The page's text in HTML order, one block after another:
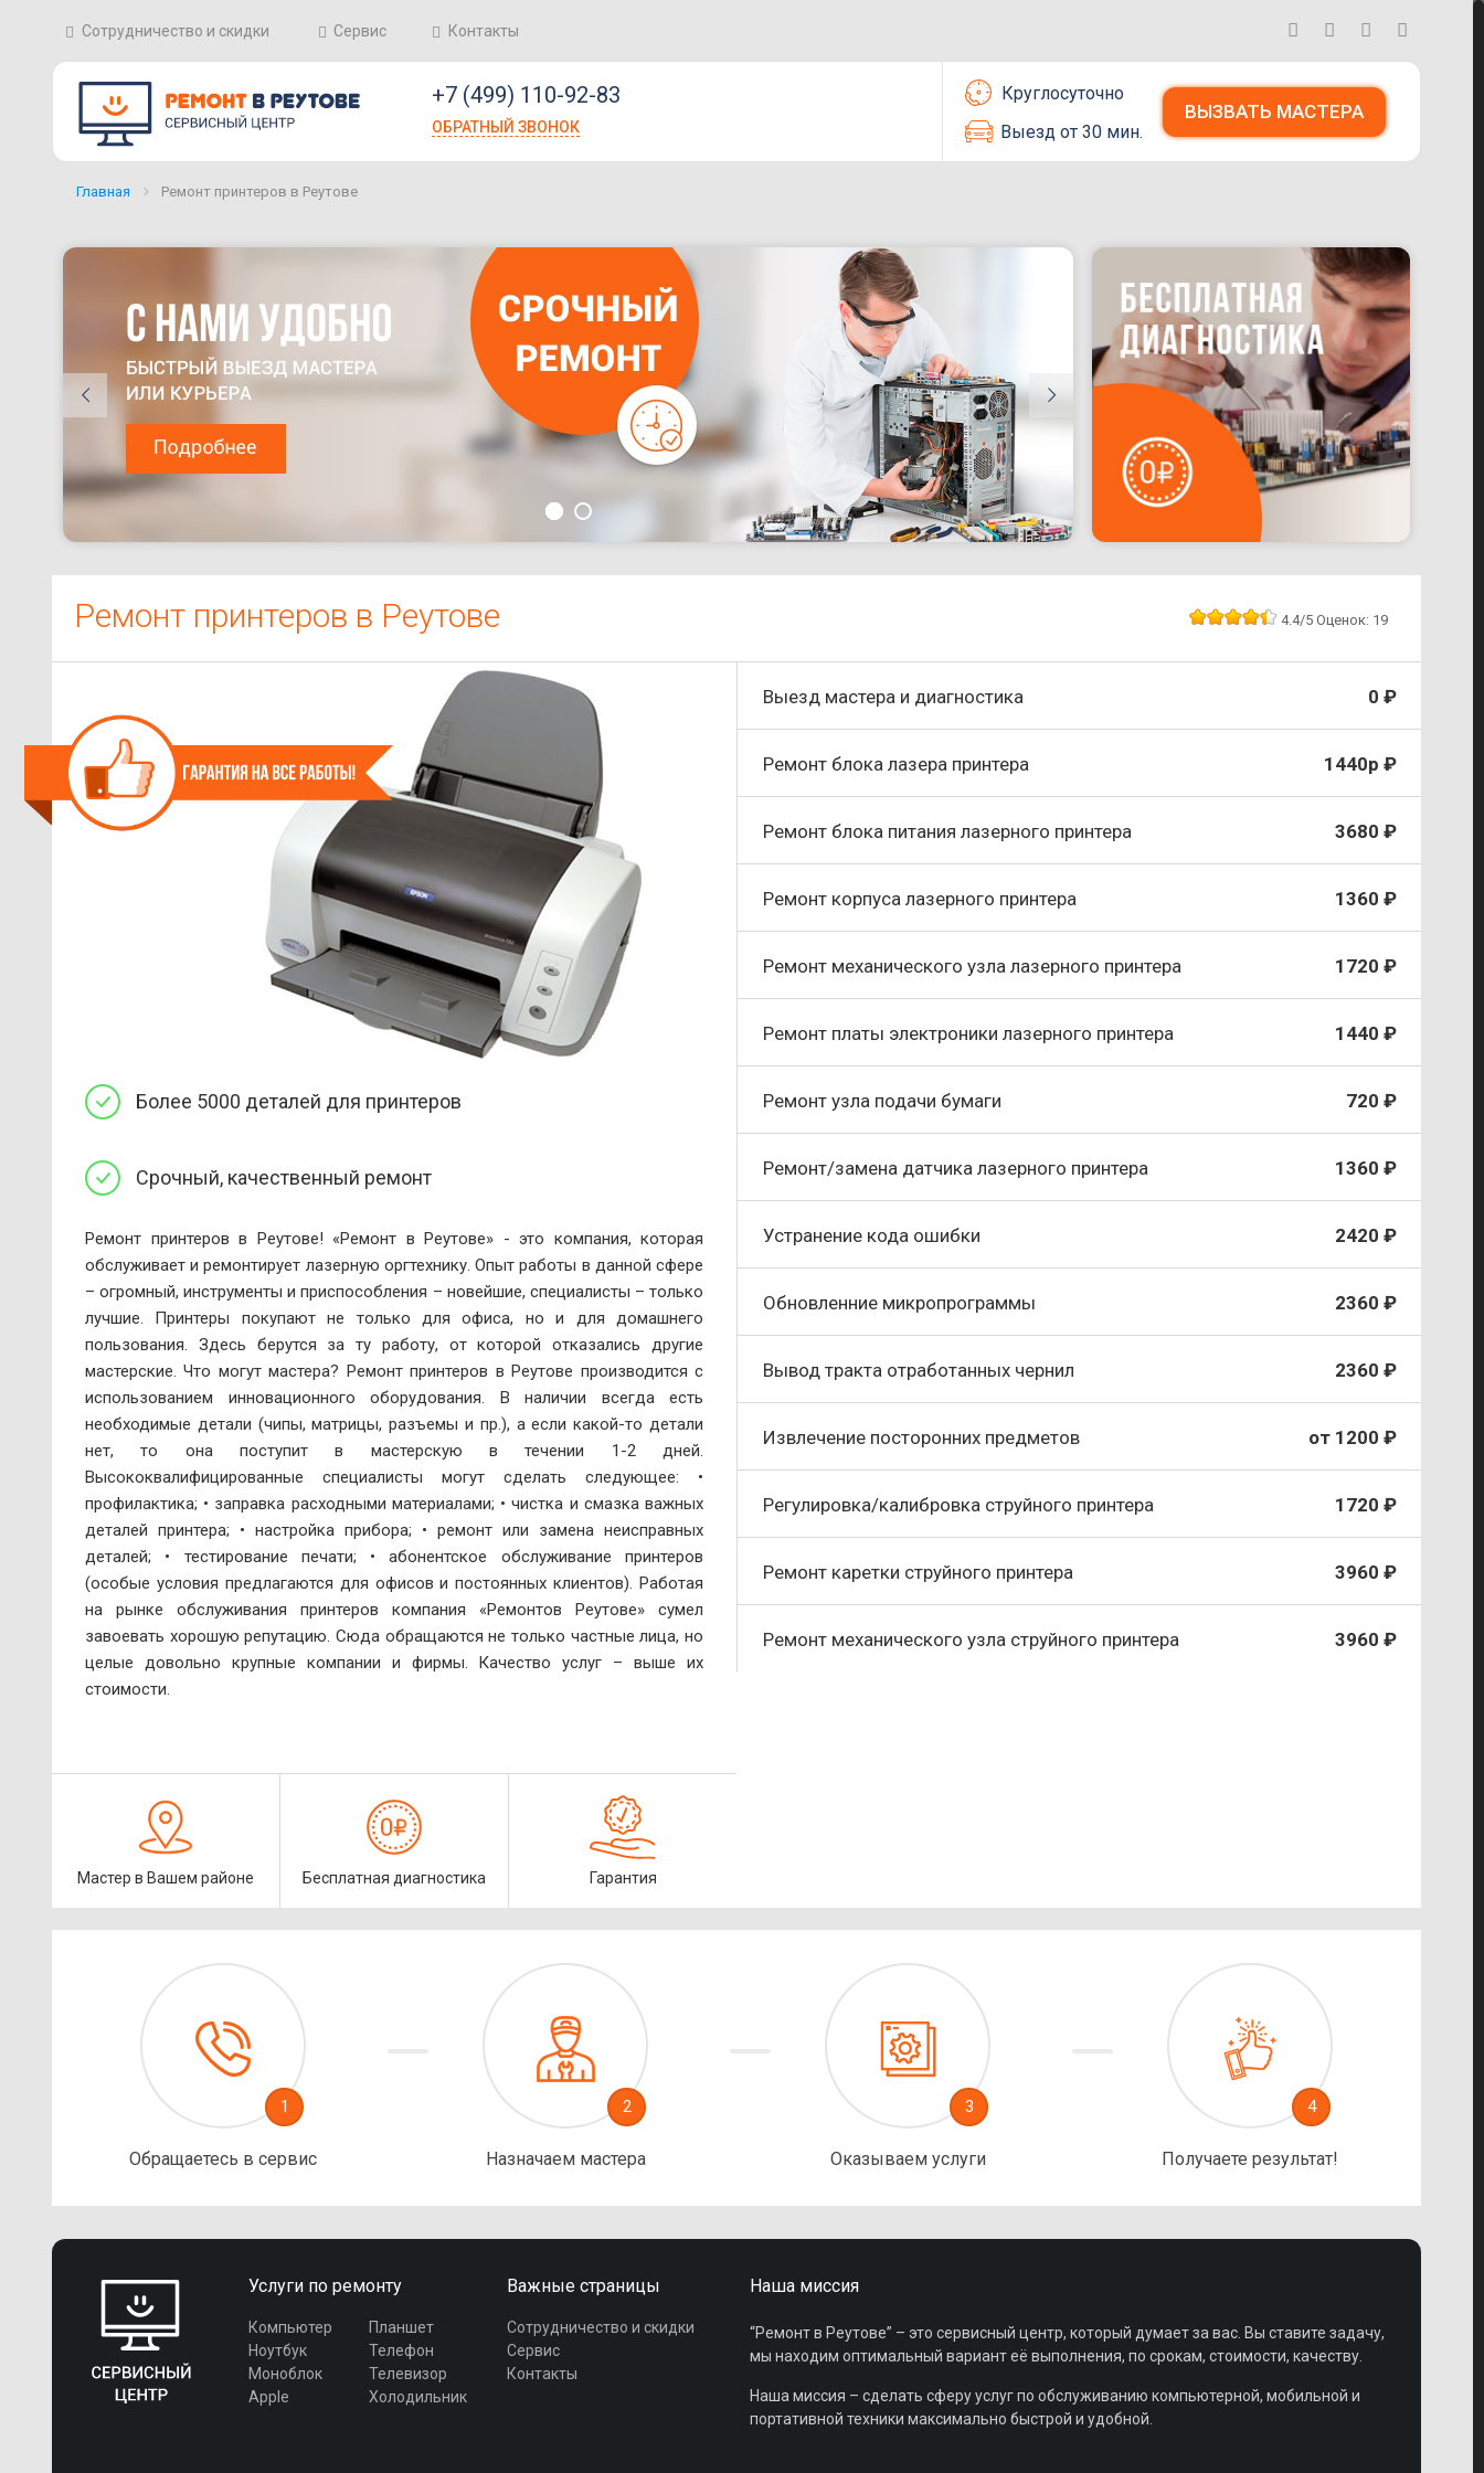
Сотрудничество и скидки Сервис Контакты
Круглосуточно
Выезд от 30 мин.
ВЫЗВАТЬ МАСТЕРА
+7 (499) 110-92-83
ОБРАТНЫЙ ЗВОНОК
Главная Ремонт принтеров в Реутове
Ремонт принтеров в Реутове 4.4/5 Оценок: 19
Более 5000 деталей для принтеров
Срочный, качественный ремонт
Ремонт принтеров в Реутове! «Ремонт в Реутове» - это компания, которая
обслуживает и ремонтирует лазерную оргтехнику. Опыт работы в данной сфере
– огромный, инструменты и приспособления – новейшие, специалисты – только
лучшие. Принтеры покупают не только для офиса, но и для домашнего
пользования. Здесь берутся за ту работу, от которой отказались другие
мастерские. Что могут мастера? Ремонт принтеров в Реутове производится с
использованием инновационного оборудования. В наличии всегда есть
необходимые детали (чипы, матрицы, разъемы и пр.), а если какой-то детали
нет, то она поступит в мастерскую в течении 1-2 дней.
Высококвалифицированные специалисты могут сделать следующее: •
профилактика; • заправка расходными материалами; • чистка и смазка важных
деталей принтера; • настройка прибора; • ремонт или замена неисправных
деталей; • тестирование печати; • абонентское обслуживание принтеров
(особые условия предлагаются для офисов и постоянных клиентов). Работая
на рынке обслуживания принтеров компания «Ремонтов Реутове» сумел
завоевать хорошую репутацию. Сюда обращаются не только частные лица, но
целые довольно крупные компании и фирмы. Качество услуг – выше их
стоимости.
Мастер в Вашем районе Бесплатная диагностика Гарантия
Выезд мастера и диагностика 0 ₽
Ремонт блока лазера принтера 1440р ₽
Ремонт блока питания лазерного принтера 3680 ₽
Ремонт корпуса лазерного принтера 1360 ₽
Ремонт механического узла лазерного принтера 1720 ₽
Ремонт платы электроники лазерного принтера 1440 ₽
Ремонт узла подачи бумаги 720 ₽
Ремонт/замена датчика лазерного принтера 1360 ₽
Устранение кода ошибки 2420 ₽
Обновленние микропрограммы 2360 ₽
Вывод тракта отработанных чернил 2360 ₽
Извлечение посторонних предметов от 1200 ₽
Регулировка/калибровка струйного принтера 1720 ₽
Ремонт каретки струйного принтера 3960 ₽
Ремонт механического узла струйного принтера 3960 ₽
1
Обращаетесь в сервис
2
Назначаем мастера
3
Оказываем услуги
4
Получаете результат!
Услуги по ремонту
Компьютер
Ноутбук
Моноблок
Apple
Планшет
Телефон
Телевизор
Холодильник
Важные страницы
Сотрудничество и скидки
Сервис
Контакты
Наша миссия
“Ремонт в Реутове” – это сервисный центр, который думает за вас. Вы ставите задачу,
мы находим оптимальный вариант её выполнения, по срокам, стоимости, качеству.
Наша миссия – сделать сферу услуг по обслуживанию компьютерной, мобильной и
портативной техники максимально быстрой и удобной.